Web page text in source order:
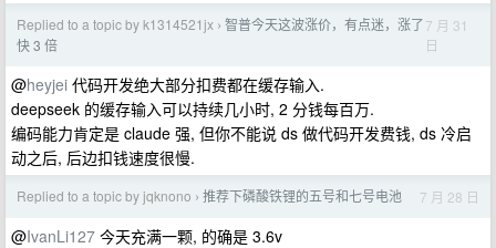
Replied to a topic by k1314521jx › 智普今天这波涨价，有点迷，涨了
快 3 倍
7 月 31
日
@heyjei 代码开发绝大部分扣费都在缓存输入.
deepseek 的缓存输入可以持续几小时, 2 分钱每百万.
编码能力肯定是 claude 强, 但你不能说 ds 做代码开发费钱, ds 冷启
动之后, 后边扣钱速度很慢.
Replied to a topic by jqknono › 推荐下磷酸铁锂的五号和七号电池 7 月 28 日
@IvanLi127 今天充满一颗, 的确是 3.6v